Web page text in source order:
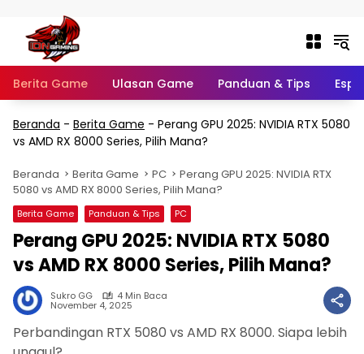
Berita Game Ulasan Game Panduan & Tips
Beranda - Berita Game - Perang GPU 2025: NVIDIA RTX 5080
vs AMD RX 8000 Series, Pilih Mana?
Beranda Berita Game PC
Perang GPU 2025: NVIDIA RTX
5080 vs AMD RX 8000 Series, Pilih Mana?
Berita Game Panduan & Tips PC
Perang GPU 2025: NVIDIA RTX 5080
vs AMD RX 8000 Series, Pilih Mana?
Sukro GG 4 Min Baca
November 4, 2025
Perbandingan RTX 5080 vs AMD RX 8000. Siapa lebih